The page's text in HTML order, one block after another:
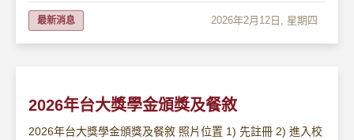
最新消息 2026年2月12日, 星期四
2026年台大獎學金頒獎及餐敘
2026年台大獎學金頒獎及餐敘 照片位置 1) 先註冊 2) 進入校